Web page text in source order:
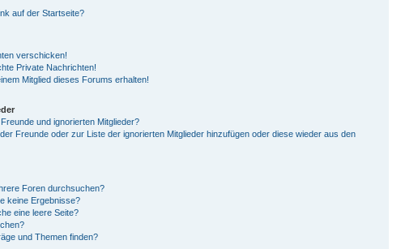
auf der Startseite?
verschicken!
Private Nachrichten!
Mitglied dieses Forums erhalten!
und ignorierten Mitglieder?
Freunde oder zur Liste der ignorierten Mitglieder hinzufügen oder diese wieder aus den
Foren durchsuchen?
keine Ergebnisse?
eine leere Seite?
und Themen finden?